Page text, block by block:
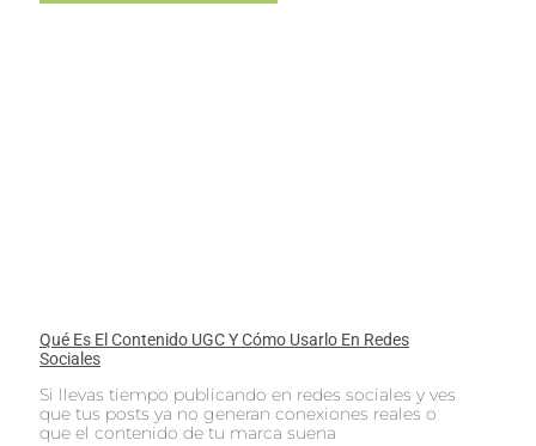
Qué Es El Contenido UGC Y Cómo Usarlo En Redes
Sociales
Si llevas tiempo publicando en redes sociales y ves
que tus posts ya no generan conexiones reales o
que el contenido de tu marca suena